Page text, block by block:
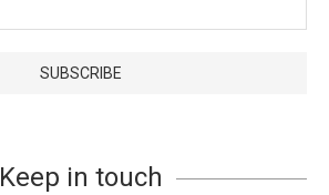
Keep in touch